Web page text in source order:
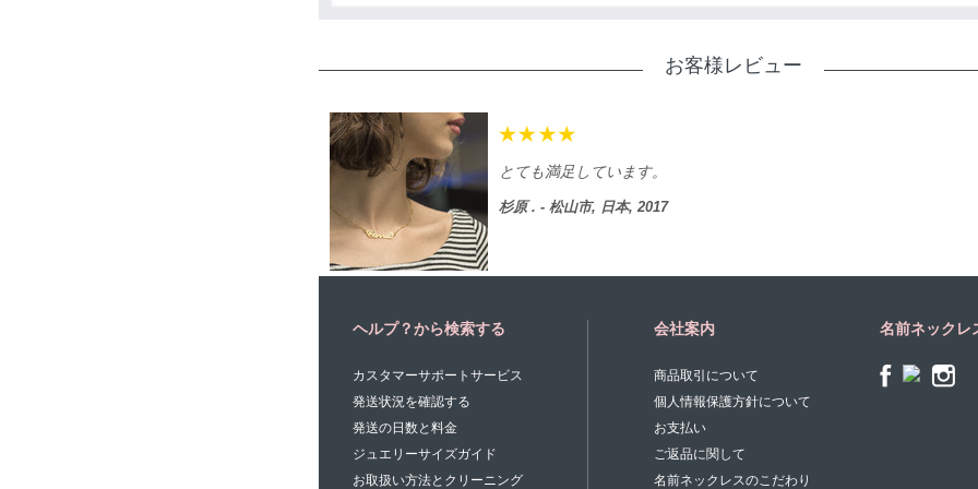
お客様レビュー
とても満足しています。
杉原 . - 松山市, 日本, 2017
ヘルプ？から検索する
カスタマーサポートサービス
発送状況を確認する
発送の日数と料金
ジュエリーサイズガイド
お取扱い方法とクリーニング
会社案内
商品取引について
個人情報保護方針について
お支払い
ご返品に関して
名前ネックレスのこだわり
名前ネックレ